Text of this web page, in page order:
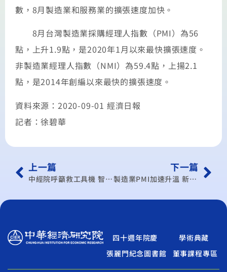
數，8月製造業和服務業的擴張速度加快。
8月台灣製造業採購經理人指數（PMI）為56
點，上升1.9點，是2020年1月以來最快擴張速度。
非製造業經理人指數（NMI）為59.4點，上揚2.1
點，是2014年創編以來最快的擴張速度。
資料來源：2020-09-01 經濟日報
記者：徐碧華
上一篇
中經院呼籲救工具機 智慧機械投抵加倍
下一篇
製造業PMI加速升溫 新增訂單升至擴張
四十週年院慶
學術典藏
張麗門紀念圖書館
董事課程專區